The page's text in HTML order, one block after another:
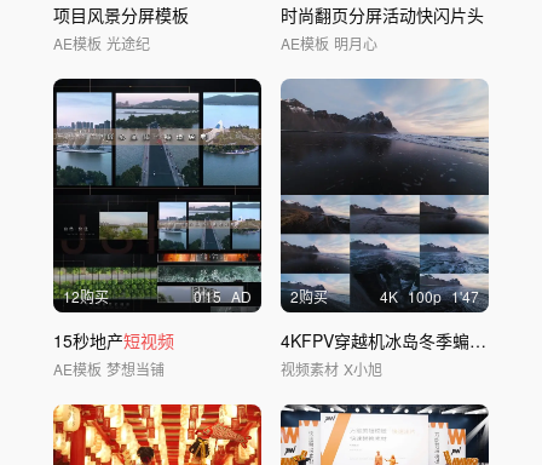
项目风景分屏模板
AE模板 光途纪
时尚翻页分屏活动快闪片头
AE模板 明月心
12购买 0'15 AD
15秒地产短视频
AE模板 梦想当铺
2购买 4K 100p 1'47
4KFPV穿越机冰岛冬季蝙蝠山
视频素材 X小旭